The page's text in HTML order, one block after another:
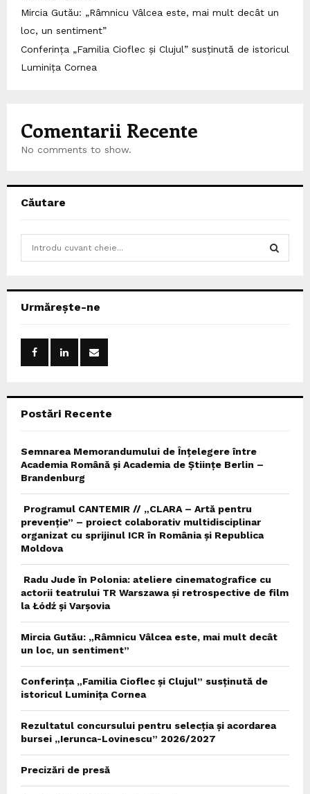
Mircia Gutău: „Râmnicu Vâlcea este, mai mult decât un
loc, un sentiment”
Conferința „Familia Cioflec și Clujul” susținută de istoricul
Luminița Cornea
Comentarii Recente
No comments to show.
Căutare
h
Urmărește-ne
Postări Recente
Semnarea Memorandumului de Înțelegere între
Academia Română și Academia de Științe Berlin –
Brandenburg
Programul CANTEMIR // „CLARA – Artă pentru
prevenție” – proiect colaborativ multidisciplinar
organizat cu sprijinul ICR în România și Republica
Moldova
Radu Jude în Polonia: ateliere cinematografice cu
actorii teatrului TR Warszawa și retrospective de film
la Łódź și Varșovia
Mircia Gutău: „Râmnicu Vâlcea este, mai mult decât
un loc, un sentiment”
Conferința „Familia Cioflec și Clujul” susținută de
istoricul Luminița Cornea
Rezultatul concursului pentru selecția și acordarea
bursei „Ierunca-Lovinescu” 2026/2027
Precizări de presă